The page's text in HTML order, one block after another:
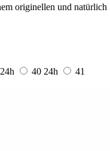
originellen und natürlich
24h 40 24h
41